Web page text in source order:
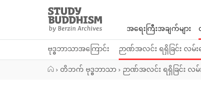
Study
Buddhism
Home
အရေးကြီးအချက်များ
ဗုဒ္ဓဘာသာအကြောင်း ဉာဏ်အလင်း ရရှိခြင်း လမ်း
› တိဘက် ဗုဒ္ဓဘာသာ › ဉာဏ်အလင်း ရရှိခြင်း လမ်း